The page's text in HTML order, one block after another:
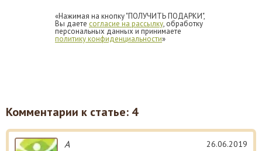
«Нажимая на кнопку "ПОЛУЧИТЬ ПОДАРКИ",
Вы даете согласие на рассылку, обработку
персональных данных и принимаете
политику конфиденциальности»
Комментарии к статье: 4
А 26.06.2019